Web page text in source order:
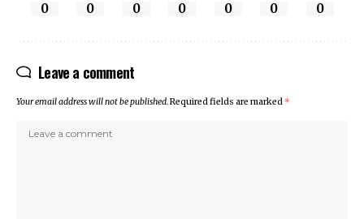
0 0 0 0 0 0 0
Leave a comment
Your email address will not be published.Required fields are marked *